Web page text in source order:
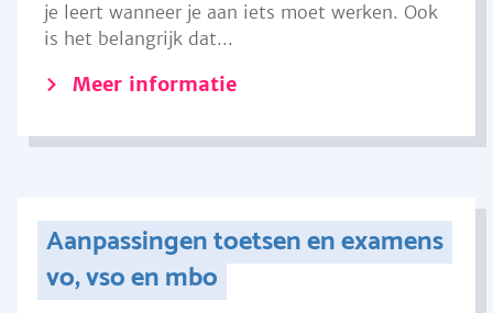
je leert wanneer je aan iets moet werken. Ook
is het belangrijk dat...
Meer informatie
Aanpassingen toetsen en examens
vo, vso en mbo